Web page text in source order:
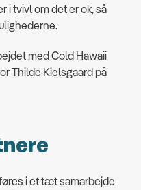
i tvivl om det er ok, så
med Cold Hawaii
Thilde Kielsgaard på
i et tæt samarbejde